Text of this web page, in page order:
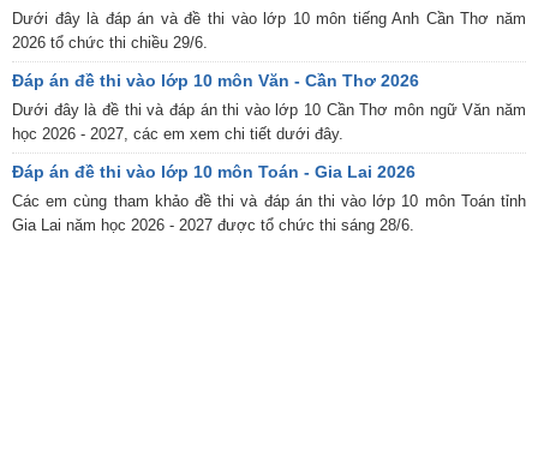
Dưới đây là đáp án và đề thi vào lớp 10 môn tiếng Anh Cần Thơ năm
2026 tổ chức thi chiều 29/6.
Đáp án đề thi vào lớp 10 môn Văn - Cần Thơ 2026
Dưới đây là đề thi và đáp án thi vào lớp 10 Cần Thơ môn ngữ Văn năm
học 2026 - 2027, các em xem chi tiết dưới đây.
Đáp án đề thi vào lớp 10 môn Toán - Gia Lai 2026
Các em cùng tham khảo đề thi và đáp án thi vào lớp 10 môn Toán tỉnh
Gia Lai năm học 2026 - 2027 được tổ chức thi sáng 28/6.